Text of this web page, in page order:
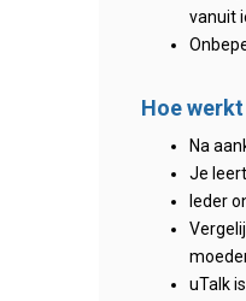
vanuit
Hoe
Na
Je
Ieder
uTalk